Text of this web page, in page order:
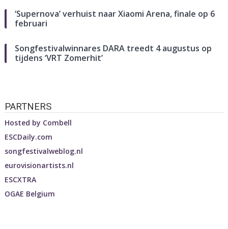
‘Supernova’ verhuist naar Xiaomi Arena, finale op 6
februari
Songfestivalwinnares DARA treedt 4 augustus op
tijdens ‘VRT Zomerhit’
PARTNERS
Hosted by Combell
ESCDaily.com
songfestivalweblog.nl
eurovisionartists.nl
ESCXTRA
OGAE Belgium